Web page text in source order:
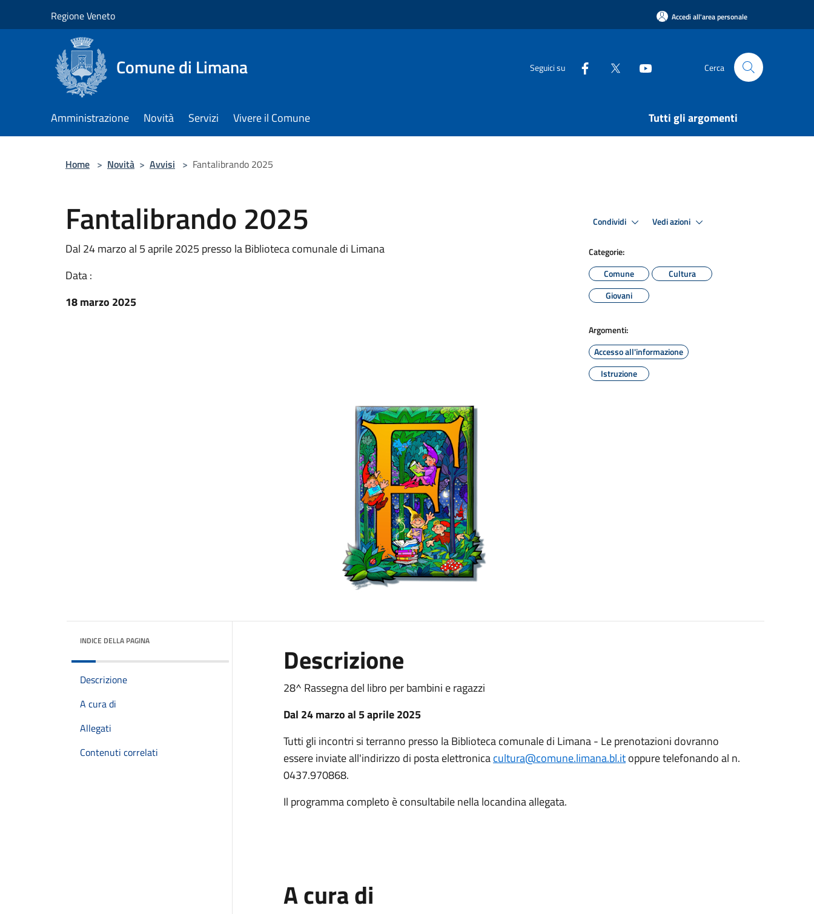
Regione Veneto Accedi all'area personale
Comune di Limana Seguici su Cerca
Amministrazione Novità Servizi Vivere il Comune Tutti gli argomenti
Home > Novità > Avvisi > Fantalibrando 2025
Fantalibrando 2025
Dal 24 marzo al 5 aprile 2025 presso la Biblioteca comunale di Limana
Data :
18 marzo 2025
Condividi Vedi azioni
Categorie:
Comune
Cultura
Giovani
Argomenti:
Accesso all'informazione
Istruzione
INDICE DELLA PAGINA
Descrizione
A cura di
Allegati
Contenuti correlati
Descrizione
28^ Rassegna del libro per bambini e ragazzi
Dal 24 marzo al 5 aprile 2025
Tutti gli incontri si terranno presso la Biblioteca comunale di Limana - Le prenotazioni dovranno
essere inviate all'indirizzo di posta elettronicacultura@comune.limana.bl.itoppure telefonando al n.
0437.970868.
Il programma completo è consultabile nella locandina allegata.
A cura di